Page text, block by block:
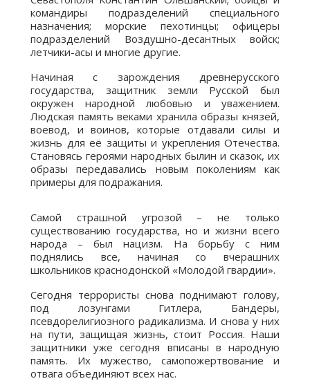
командиры подразделений специального
назначения; морские пехотинцы; офицеры
подразделений Воздушно-десантных войск;
летчики-асы и многие другие.
Начиная с зарождения древнерусского
государства, защитник земли Русской был
окружен народной любовью и уважением.
Людская память веками хранила образы князей,
воевод, и воинов, которые отдавали силы и
жизнь для её защиты и укрепления Отечества.
Становясь героями народных былин и сказок, их
образы передавались новым поколениям как
примеры для подражания.
Самой страшной угрозой – не только
существованию государства, но и жизни всего
народа – был нацизм. На борьбу с ним
поднялись все, начиная со вчерашних
школьников краснодонской «Молодой гвардии».
Сегодня террористы снова поднимают голову,
под лозунгами Гитлера, Бандеры,
псевдорелигиозного радикализма. И снова у них
на пути, защищая жизнь, стоит Россия. Наши
защитники уже сегодня вписаны в народную
память. Их мужество, самопожертвование и
отвага объединяют всех нас.